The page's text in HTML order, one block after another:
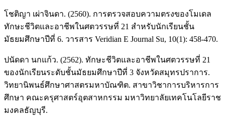
โชติญา เผ่าจินดา. (2560). การตรวจสอบความตรงของโมเดล
ทักษะชีวิตและอาชีพในศตวรรษที่ 21 สำหรับนักเรียนชั้น
มัธยมศึกษาปีที่ 6. วารสาร Veridian E Journal Su, 10(1): 458-470.
ปนัดดา นกแก้ว. (2562). ทักษะชีวิตและอาชีพในศตวรรษที่ 21
ของนักเรียนระดับชั้นมัธยมศึกษาปีที่ 3 จังหวัดสมุทรปราการ.
วิทยานิพนธ์ศึกษาศาสตรมหาบัณฑิต. สาขาวิชาการบริหารการ
ศึกษา คณะครุศาสตร์อุตสาหกรรม มหาวิทยาลัยเทคโนโลยีราช
มงคลธัญบุรี.